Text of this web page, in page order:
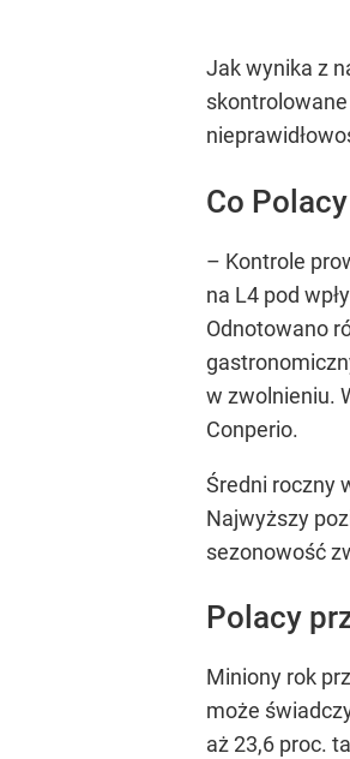
Jak wynika z
Co
– Kontrole
na L4 pod
Odnotowano
w zwolnieniu.
Conperio.
Średni roczny
Najwyższy
sezonowość
Polacy
Miniony rok
może
aż 23,6 proc.